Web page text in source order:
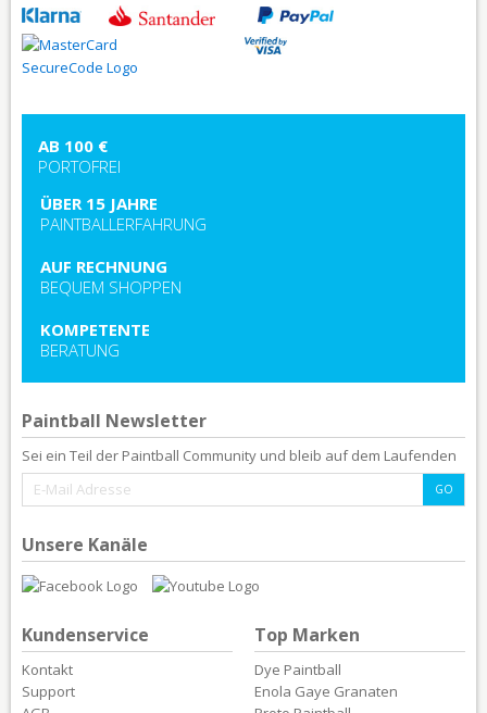
AB 100 €
PORTOFREI
ÜBER 15 JAHRE
PAINTBALLERFAHRUNG
AUF RECHNUNG
BEQUEM SHOPPEN
KOMPETENTE
BERATUNG
Paintball Newsletter
Sei ein Teil der Paintball Community und bleib auf dem Laufenden
Unsere Kanäle
Kundenservice
Kontakt
Support
Top Marken
Dye Paintball
Enola Gaye Granaten